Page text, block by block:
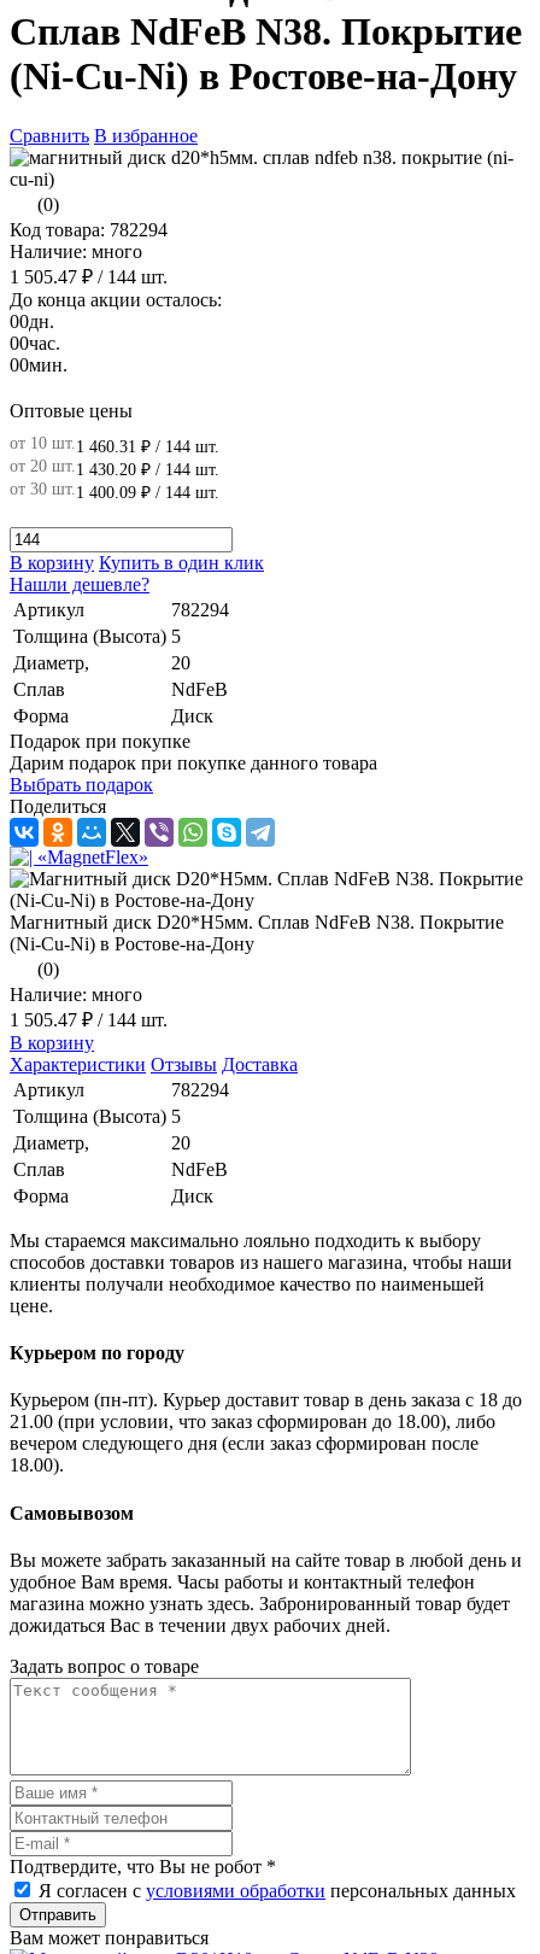
Сплав NdFeB N38. Покрытие
(Ni-Cu-Ni) в Ростове-на-Дону
Сравнить В избранное
(0)
Код товара: 782294
Наличие: много
1 505.47 ₽ / 144 шт.
До конца акции осталось:
00дн.
00час.
00мин.
Оптовые цены
от 10 шт. 1 460.31 ₽ / 144 шт.
от 20 шт. 1 430.20 ₽ / 144 шт.
от 30 шт. 1 400.09 ₽ / 144 шт.
В корзину Купить в один клик
Нашли дешевле?
Артикул
782294
Толщина (Высота) 5
Диаметр,
20
Сплав
NdFeB
Форма
Диск
Подарок при покупке
Дарим подарок при покупке данного товара
Выбрать подарок
Поделиться
Магнитный диск D20*H5мм. Сплав NdFeB N38. Покрытие
(Ni-Cu-Ni) в Ростове-на-Дону
(0)
Наличие: много
1 505.47 ₽ / 144 шт.
В корзину
Характеристики Отзывы Доставка
Артикул
782294
Толщина (Высота) 5
Диаметр,
20
Сплав
NdFeB
Форма
Диск
Мы стараемся максимально лояльно подходить к выбору
способов доставки товаров из нашего магазина, чтобы наши
клиенты получали необходимое качество по наименьшей
цене.
Курьером по городу
Курьером (пн-пт). Курьер доставит товар в день заказа с 18 до
21.00 (при условии, что заказ сформирован до 18.00), либо
вечером следующего дня (если заказ сформирован после
18.00).
Самовывозом
Вы можете забрать заказанный на сайте товар в любой день и
удобное Вам время. Часы работы и контактный телефон
магазина можно узнать здесь. Забронированный товар будет
дожидаться Вас в течении двух рабочих дней.
Задать вопрос о товаре
Подтвердите, что Вы не робот *
Я согласен с условиями обработки персональных данных
Отправить
Вам может понравиться